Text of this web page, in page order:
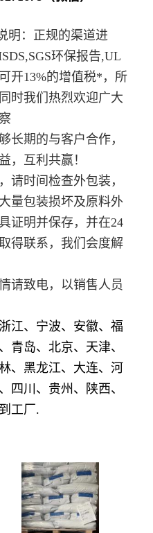
明：正规的渠道进
环保报告,UL
开13%的增值税*，所
时我们热烈欢迎广大
长期的与客户合作，
，互利共赢！
请时间检查外包装，
量包装损坏及原料外
证明并保存，并在24
得联系，我们会度解
请致电，以销售人员
江、宁波、安徽、福
青岛、北京、天津、
、黑龙江、大连、河
四川、贵州、陕西、
工厂.